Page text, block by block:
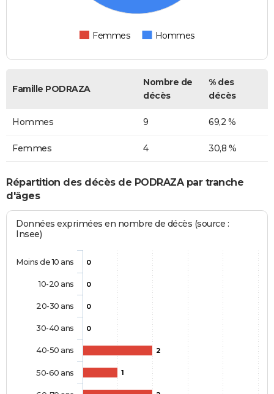
Femmes Hommes
Famille PODRAZA
Nombre de
décès
% des
décès
Hommes 9 69,2 %
Femmes 4 30,8 %
Répartition des décès de PODRAZA par tranche
d'âges
Données exprimées en nombre de décès (source :
Insee)
0
0
0
0
2
1
Moins de 10 ans
10-20 ans
20-30 ans
30-40 ans
40-50 ans
50-60 ans